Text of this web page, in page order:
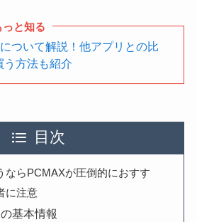
と知る
ついて解説！他アプリとの比
う方法も紹介
目次
ならPCMAXが圧倒的におすす
に注意
基本情報